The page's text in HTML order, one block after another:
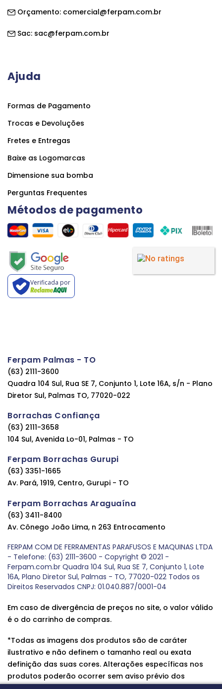
Orçamento: comercial@ferpam.com.br
Sac: sac@ferpam.com.br
Ajuda
Formas de Pagamento
Trocas e Devoluções
Fretes e Entregas
Baixe as Logomarcas
Dimensione sua bomba
Perguntas Frequentes
Métodos de pagamento
Verificada por
Ferpam Palmas - TO
(63) 2111-3600
Quadra 104 Sul, Rua SE 7, Conjunto 1, Lote 16A, s/n - Plano
Diretor Sul, Palmas TO, 77020-022
Borrachas Confiança
(63) 2111-3658
104 Sul, Avenida Lo-01, Palmas - TO
Ferpam Borrachas Gurupi
(63) 3351-1665
Av. Pará, 1919, Centro, Gurupi - TO
Ferpam Borrachas Araguaína
(63) 3411-8400
Av. Cônego João Lima, n 263 Entrocamento
FERPAM COM DE FERRAMENTAS PARAFUSOS E MAQUINAS LTDA
- Telefone: (63) 2111-3600 - Copyright © 2021 -
Ferpam.com.br Quadra 104 Sul, Rua SE 7, Conjunto 1, Lote
16A, Plano Diretor Sul, Palmas - TO, 77020-022 Todos os
Direitos Reservados CNPJ: 01.040.887/0001-04
Em caso de divergência de preços no site, o valor válido
é o do carrinho de compras.
*Todas as imagens dos produtos são de caráter
ilustrativo e não definem o tamanho real ou exata
definição das suas cores. Alterações específicas nos
produtos poderão ocorrer sem aviso prévio dos